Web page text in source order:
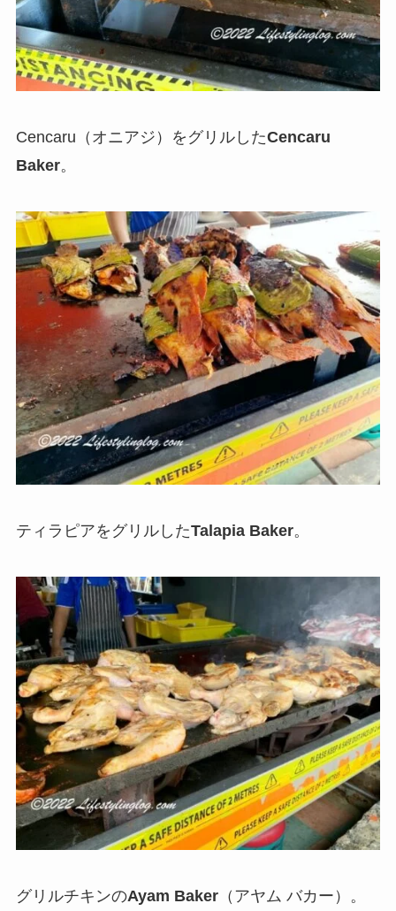
Cencaru（オニアジ）をグリルしたCencaru
Baker。
ティラピアをグリルしたTalapia Baker。
グリルチキンのAyam Baker（アヤム バカー）。